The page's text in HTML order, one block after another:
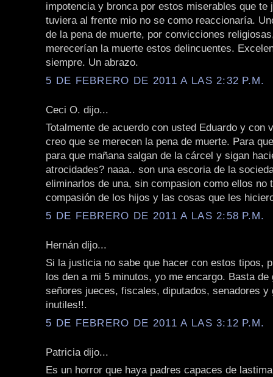
impotencia y bronca por estos miserables que te
tuviera al frente mio no se como reaccionaría.
de la pena de muerte, por convicciones
merecerían la muerte estos delincuentes.
siempre. Un abrazo.
5 DE FEBRERO DE 2011 A LAS 2:32 P.M.
Ceci O. dijo...
Totalmente de acuerdo con usted Eduardo y con
creo que se merecen la pena de muerte. Para
para que mañana salgan de la cárcel y sigan
atrocidades? naaa.. son una escoria de la
eliminarlos de una, sin compasion como ellos no
compasión de los hijos y las cosas que les
5 DE FEBRERO DE 2011 A LAS 2:58 P.M.
Hernán dijo...
Si la justicia no sabe que hacer con estos tipos,
los den a mi 5 minutos, yo me encargo. Basta de
señores jueces, fiscales, diputados, senadores y
inutiles!!.
5 DE FEBRERO DE 2011 A LAS 3:12 P.M.
Patricia dijo...
Es un horror que haya padres capaces de